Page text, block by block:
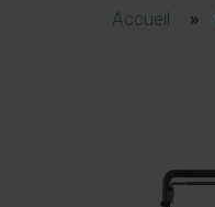
Accueil »